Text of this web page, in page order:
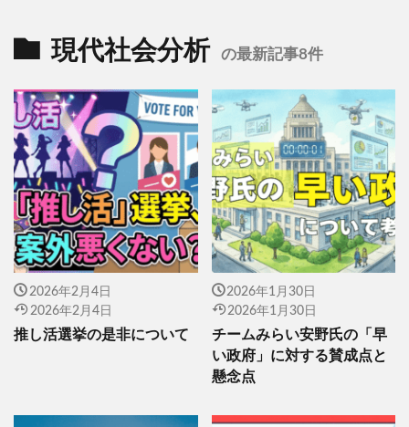
現代社会分析 の最新記事8件
2026年2月4日
2026年2月4日
推し活選挙の是非について
2026年1月30日
2026年1月30日
チームみらい安野氏の「早
い政府」に対する賛成点と
懸念点